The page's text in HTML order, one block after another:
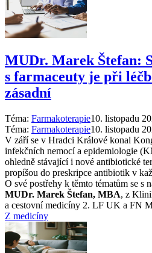
MUDr. Marek Štefan:
s farmaceuty je při
zásadní
Téma: Farmakoterapie10. listopadu
Téma: Farmakoterapie10. listopadu
V září se v Hradci Králové konal
infekčních nemocí a epidemiologie
ohledně stávající i nové antibiotické
propíšou do preskripce antibiotik v
O své postřehy k těmto tématům se s
MUDr. Marek Štefan, MBA, z
a cestovní medicíny 2. LF UK a FN
Z medicíny